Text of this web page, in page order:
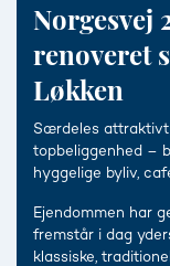
Norgesvej
renoveret
Løkken
Særdeles
topbeliggenhed –
hyggelige byliv,
Ejendommen har
fremstår i dag
klassiske,